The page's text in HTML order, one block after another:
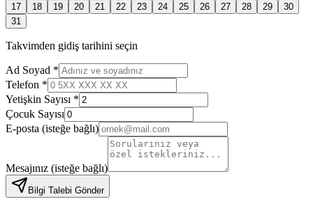
17
18 19 20 21 22 23 24 25 26 27 28 29
30
31
Takvimden gidiş tarihini seçin
Ad Soyad *
Telefon *
Yetişkin Sayısı *
Çocuk Sayısı
E-posta (isteğe bağlı)
Mesajınız (isteğe bağlı)
Bilgi Talebi Gönder